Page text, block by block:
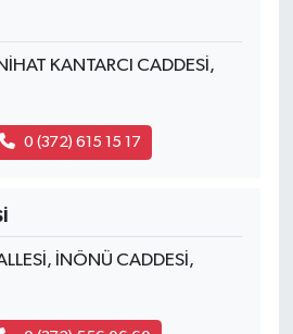
KANTARCI CADDESİ,
0 (372) 615 15 17
İNÖNÜ CADDESİ,